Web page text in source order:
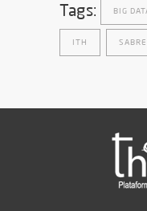
Tags: BIG
ITH SABRE